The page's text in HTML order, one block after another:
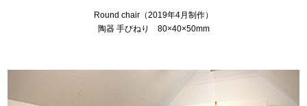
Round chair（2019年4月制作）
陶器 手びねり 80×40×50mm